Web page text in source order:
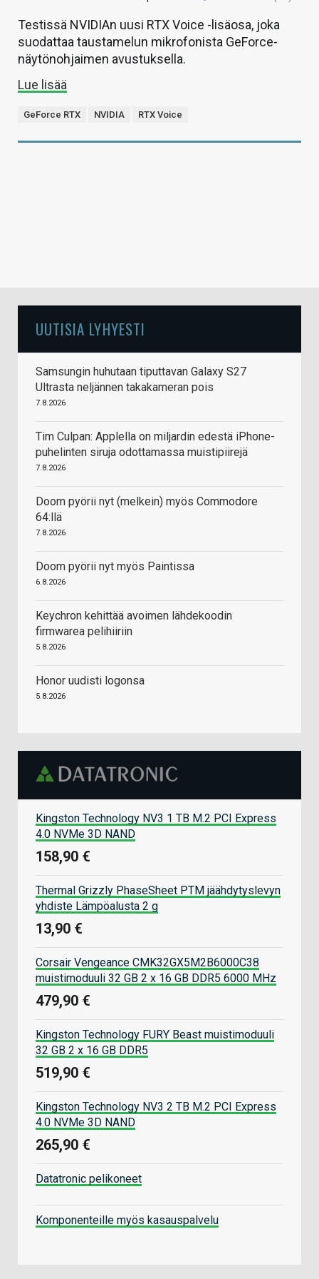
Testissä NVIDIAn uusi RTX Voice -lisäosa, joka
suodattaa taustamelun mikrofonista GeForce-
näytönohjaimen avustuksella.
Lue lisää
GeForce RTX NVIDIA RTX Voice
UUTISIA LYHYESTI
Samsungin huhutaan tiputtavan Galaxy S27
Ultrasta neljännen takakameran pois
7.8.2026
Tim Culpan: Applella on miljardin edestä iPhone-
puhelinten siruja odottamassa muistipiirejä
7.8.2026
Doom pyörii nyt (melkein) myös Commodore
64:llä
7.8.2026
Doom pyörii nyt myös Paintissa
6.8.2026
Keychron kehittää avoimen lähdekoodin
firmwarea pelihiiriin
5.8.2026
Honor uudisti logonsa
5.8.2026
Kingston Technology NV3 1 TB M.2 PCI Express
4.0 NVMe 3D NAND
158,90 €
Thermal Grizzly PhaseSheet PTM jäähdytyslevyn
yhdiste Lämpöalusta 2 g
13,90 €
Corsair Vengeance CMK32GX5M2B6000C38
muistimoduuli 32 GB 2 x 16 GB DDR5 6000 MHz
479,90 €
Kingston Technology FURY Beast muistimoduuli
32 GB 2 x 16 GB DDR5
519,90 €
Kingston Technology NV3 2 TB M.2 PCI Express
4.0 NVMe 3D NAND
265,90 €
Datatronic pelikoneet
Komponenteille myös kasauspalvelu